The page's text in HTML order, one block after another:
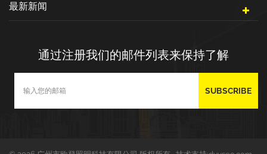
最新新闻
通过注册我们的邮件列表来保持了解